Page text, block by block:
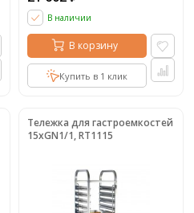
В наличии
В корзину
Купить в 1 клик
Тележка для гастроемкостей
15xGN1/1, RT1115